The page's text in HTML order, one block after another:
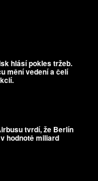
hlásí pokles tržeb.
mění vedení a čelí
tvrdí, že Berlín
hodnotě miliard